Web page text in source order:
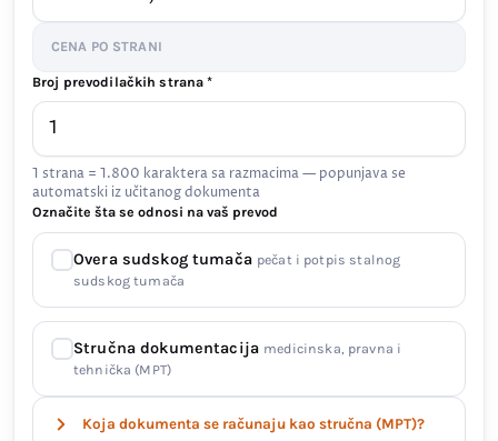
CENA PO STRANI
Broj prevodilačkih strana *
1 strana = 1.800 karaktera sa razmacima — popunjava se
automatski iz učitanog dokumenta
Označite šta se odnosi na vaš prevod
Overa sudskog tumača pečat i potpis stalnog
sudskog tumača
Stručna dokumentacija medicinska, pravna i
tehnička (MPT)
Koja dokumenta se računaju kao stručna (MPT)?